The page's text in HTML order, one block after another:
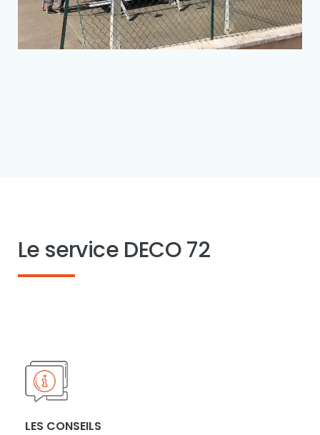
Le service DECO 72
LES CONSEILS